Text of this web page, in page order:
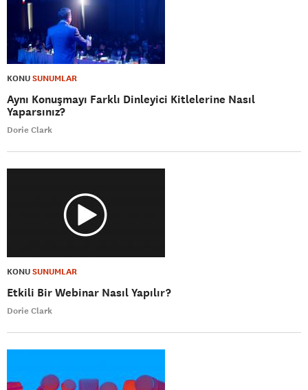
KONUSUNUMLAR
Aynı Konuşmayı Farklı Dinleyici Kitlelerine Nasıl
Yaparsınız?
Dorie Clark
KONUSUNUMLAR
Etkili Bir Webinar Nasıl Yapılır?
Dorie Clark